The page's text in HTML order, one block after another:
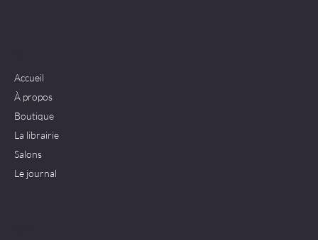
Accueil
À propos
Boutique
La librairie
Salons
Le journal